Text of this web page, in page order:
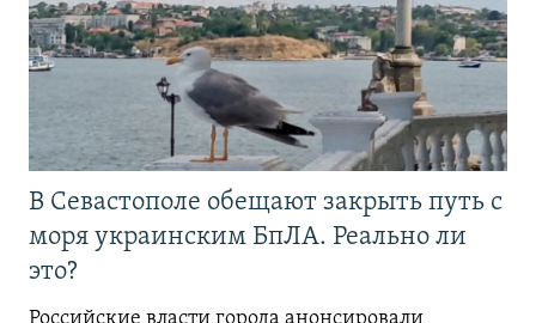
В Севастополе обещают закрыть путь с
моря украинским БпЛА. Реально ли
это?